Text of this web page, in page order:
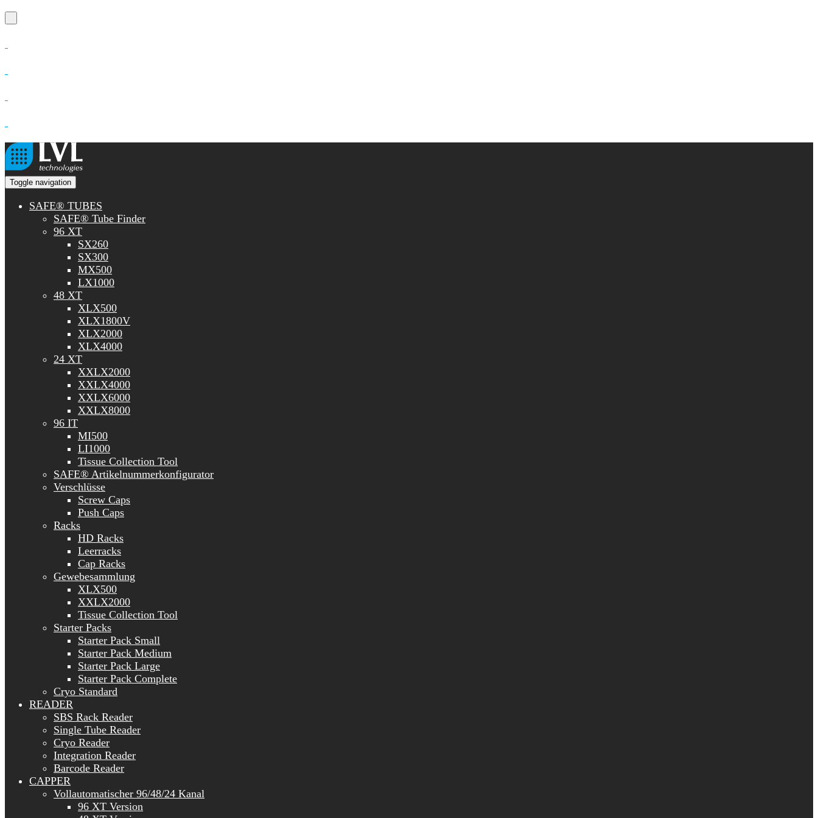
Toggle navigation
SAFE® TUBES
SAFE® Tube Finder
96 XT
SX260
SX300
MX500
LX1000
48 XT
XLX500
XLX1800V
XLX2000
XLX4000
24 XT
XXLX2000
XXLX4000
XXLX6000
XXLX8000
96 IT
MI500
LI1000
Tissue Collection Tool
SAFE® Artikelnummerkonfigurator
Verschlüsse
Screw Caps
Push Caps
Racks
HD Racks
Leerracks
Cap Racks
Gewebesammlung
XLX500
XXLX2000
Tissue Collection Tool
Starter Packs
Starter Pack Small
Starter Pack Medium
Starter Pack Large
Starter Pack Complete
Cryo Standard
READER
SBS Rack Reader
Single Tube Reader
Cryo Reader
Integration Reader
Barcode Reader
CAPPER
Vollautomatischer 96/48/24 Kanal
96 XT Version